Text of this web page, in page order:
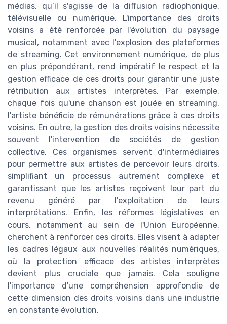
médias, qu’il s'agisse de la diffusion radiophonique,
télévisuelle ou numérique. L'importance des droits
voisins a été renforcée par l'évolution du paysage
musical, notamment avec l'explosion des plateformes
de streaming. Cet environnement numérique, de plus
en plus prépondérant, rend impératif le respect et la
gestion efficace de ces droits pour garantir une juste
rétribution aux artistes interprètes. Par exemple,
chaque fois qu'une chanson est jouée en streaming,
l'artiste bénéficie de rémunérations grâce à ces droits
voisins. En outre, la gestion des droits voisins nécessite
souvent l'intervention de sociétés de gestion
collective. Ces organismes servent d'intermédiaires
pour permettre aux artistes de percevoir leurs droits,
simplifiant un processus autrement complexe et
garantissant que les artistes reçoivent leur part du
revenu généré par l'exploitation de leurs
interprétations. Enfin, les réformes législatives en
cours, notamment au sein de l'Union Européenne,
cherchent à renforcer ces droits. Elles visent à adapter
les cadres légaux aux nouvelles réalités numériques,
où la protection efficace des artistes interprètes
devient plus cruciale que jamais. Cela souligne
l'importance d'une compréhension approfondie de
cette dimension des droits voisins dans une industrie
en constante évolution.